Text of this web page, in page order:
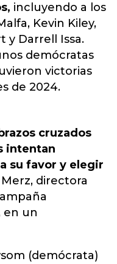
incluyendo a los
Kevin Kiley,
y Darrell Issa.
demócratas
victorias
de 2024.
cruzados
intentan
su favor y elegir
directora
en un
(demócrata)